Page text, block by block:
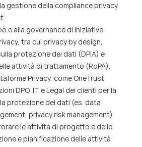
gestione della compliance privacy
e alla governance di iniziative
tra cui privacy by design,
protezione dei dati (DPIA) e
attività di trattamento (RoPA),
Privacy, come OneTrust
DPO, IT e Legal dei clienti per la
protezione dei dati (es. data
privacy risk management)
le attività di progetto e delle
e pianificazione delle attività